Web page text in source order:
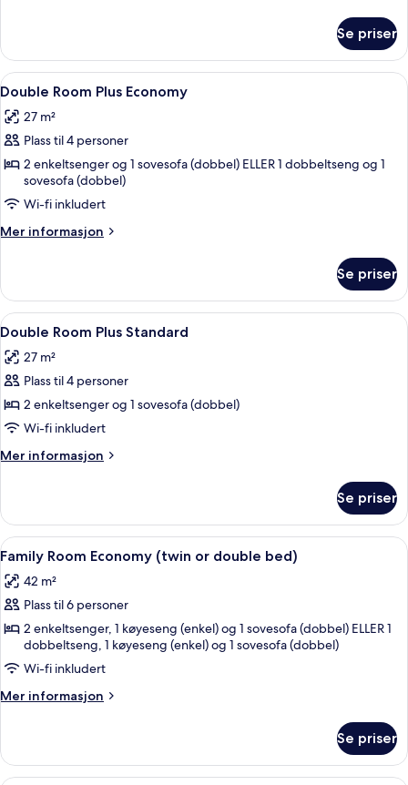
Room
Thyras
Se priser
Åpne
alle
bildene
av
Double
Room
Plus
Economy
Double Room Plus Economy |
5
Double Room Plus Economy
27 m²
Plass til 4 personer
2 enkeltsenger og 1 sovesofa (dobbel) ELLER 1 dobbeltseng og 1
sovesofa (dobbel)
Wi-fi inkludert
Mer informasjon
Mer
Room
Plus
Economy
Se priser
Åpne
alle
bildene
av
Double
Room
Plus
Standard
Senger med overmadrass og wi-fi
4
Double Room Plus Standard
27 m²
Plass til 4 personer
2 enkeltsenger og 1 sovesofa (dobbel)
Wi-fi inkludert
Mer informasjon
Mer
Room
Plus
Standard
Se priser
Åpne
alle
bildene
av
Family
Room
Economy
(twin
bed)
5
Family Room Economy (twin or double bed)
42 m²
Plass til 6 personer
2 enkeltsenger, 1 køyeseng (enkel) og 1 sovesofa (dobbel) ELLER 1
dobbeltseng, 1 køyeseng (enkel) og 1 sovesofa (dobbel)
Wi-fi inkludert
Mer informasjon
Mer
Room
Economy
Se priser